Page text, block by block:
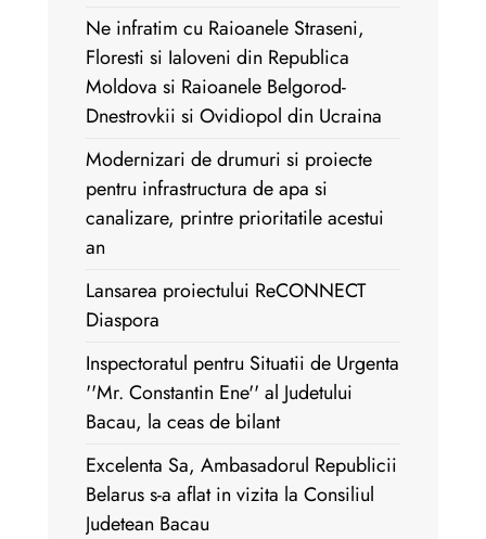
Ne infratim cu Raioanele Straseni,
Floresti si Ialoveni din Republica
Moldova si Raioanele Belgorod-
Dnestrovkii si Ovidiopol din Ucraina
Modernizari de drumuri si proiecte
pentru infrastructura de apa si
canalizare, printre prioritatile acestui
an
Lansarea proiectului ReCONNECT
Diaspora
Inspectoratul pentru Situatii de Urgenta
''Mr. Constantin Ene'' al Judetului
Bacau, la ceas de bilant
Excelenta Sa, Ambasadorul Republicii
Belarus s-a aflat in vizita la Consiliul
Judetean Bacau